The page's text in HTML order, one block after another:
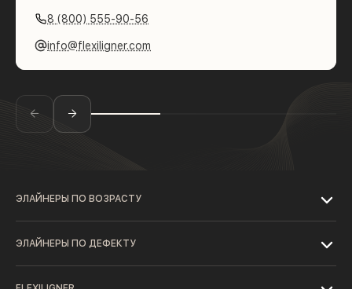
8 (800) 555-90-56
info@flexiligner.com
ЭЛАЙНЕРЫ ПО ВОЗРАСТУ
ЭЛАЙНЕРЫ ПО ДЕФЕКТУ